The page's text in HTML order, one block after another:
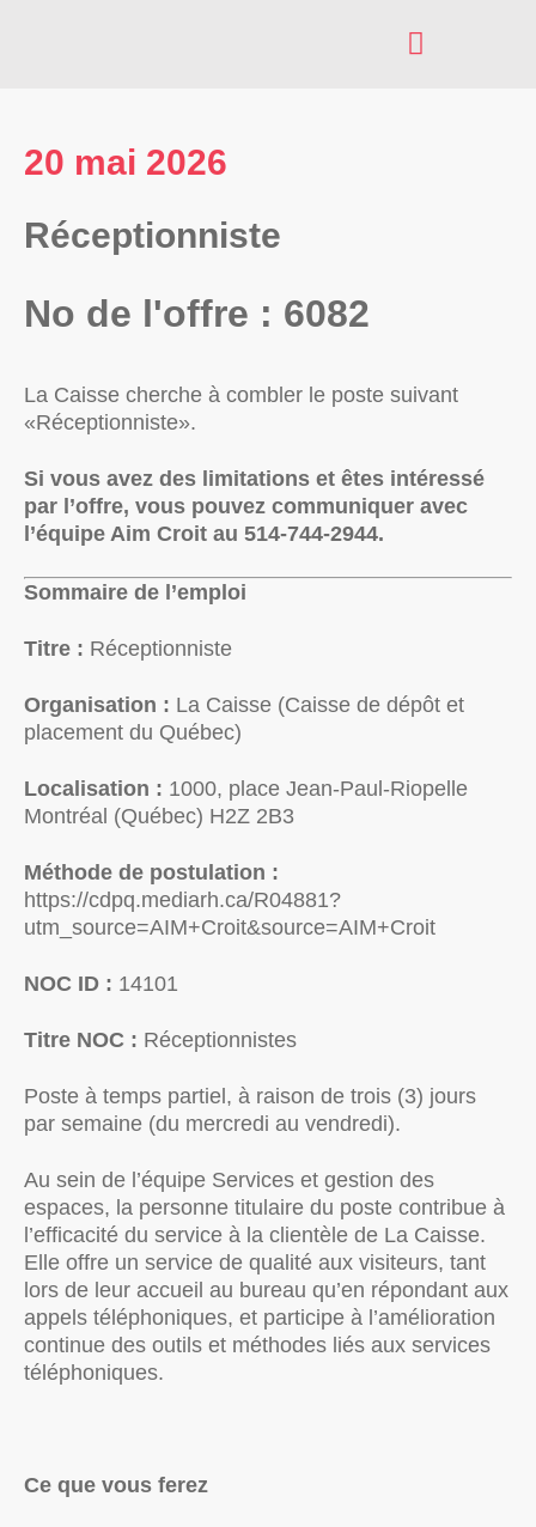
20 mai 2026
Réceptionniste
No de l'offre : 6082
La Caisse cherche à combler le poste suivant
«Réceptionniste».
Si vous avez des limitations et êtes intéressé
par l’offre, vous pouvez communiquer avec
l’équipe Aim Croit au 514-744-2944.
Sommaire de l’emploi
Titre : Réceptionniste
Organisation : La Caisse (Caisse de dépôt et
placement du Québec)
Localisation : 1000, place Jean-Paul-Riopelle
Montréal (Québec) H2Z 2B3
Méthode de postulation :
https://cdpq.mediarh.ca/R04881?
utm_source=AIM+Croit&source=AIM+Croit
NOC ID : 14101
Titre NOC : Réceptionnistes
Poste à temps partiel, à raison de trois (3) jours
par semaine (du mercredi au vendredi).
Au sein de l’équipe Services et gestion des
espaces, la personne titulaire du poste contribue à
l’efficacité du service à la clientèle de La Caisse.
Elle offre un service de qualité aux visiteurs, tant
lors de leur accueil au bureau qu’en répondant aux
appels téléphoniques, et participe à l’amélioration
continue des outils et méthodes liés aux services
téléphoniques.
Ce que vous ferez